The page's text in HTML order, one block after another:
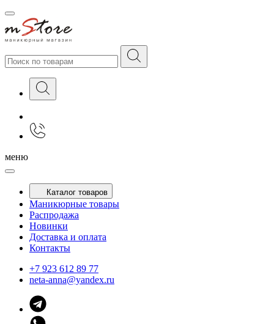
меню
Каталог товаров
Маникюрные товары
Распродажа
Новинки
Доставка и оплата
Контакты
+7 923 612 89 77
neta-anna@yandex.ru